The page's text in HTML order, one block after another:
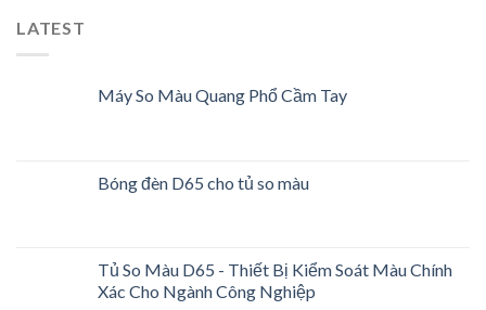
LATEST
Máy So Màu Quang Phổ Cầm Tay
Bóng đèn D65 cho tủ so màu
Tủ So Màu D65 - Thiết Bị Kiểm Soát Màu Chính
Xác Cho Ngành Công Nghiệp